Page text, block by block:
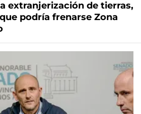
extranjerización de tierras,
podría frenarse Zona